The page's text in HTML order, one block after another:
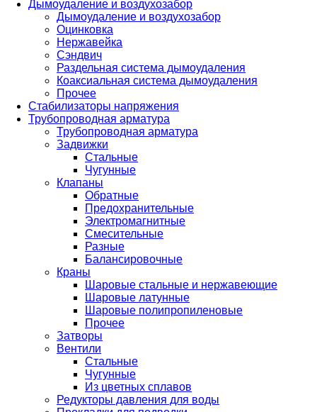
Дымоудаление и воздухозабор
Дымоудаление и воздухозабор
Оцинковка
Нержавейка
Сэндвич
Раздельная система дымоудаления
Коаксиальная система дымоудаления
Прочее
Стабилизаторы напряжения
Трубопроводная арматура
Трубопроводная арматура
Задвижки
Стальные
Чугунные
Клапаны
Обратные
Предохранительные
Электромагнитные
Смесительные
Разные
Балансировочные
Краны
Шаровые стальные и нержавеющие
Шаровые латунные
Шаровые полипропиленовые
Прочее
Затворы
Вентили
Стальные
Чугунные
Из цветных сплавов
Редукторы давления для воды